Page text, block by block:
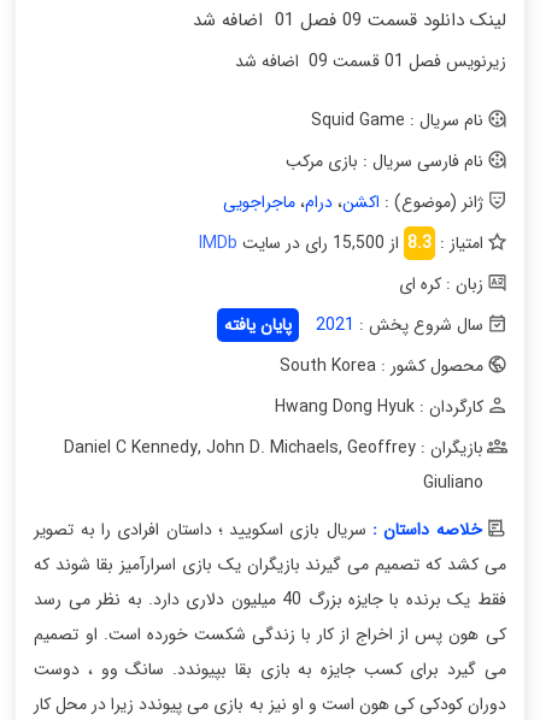
لینک دانلود قسمت 09 فصل 01 اضافه شد
زیرنویس فصل 01 قسمت 09 اضافه شد
نام سریال : Squid Game
نام فارسی سریال : بازی مرکب
ژانر (موضوع) : اکشن،درام،ماجراجویی
امتیاز : 8.3 از 15,500 رای در سایت
IMDb
زبان : کره ای
سال شروع پخش : 2021
پایان یافته
محصول کشور : South Korea
کارگردان : Hwang Dong Hyuk
بازیگران : Daniel C Kennedy
, John D. Michaels, Geoffrey
Giuliano
خلاصه داستان : سریال بازی اسکویید ؛ داستان افرادی را به تصویر
می کشد که تصمیم می گیرند بازیگران یک بازی اسرارآمیز بقا شوند که
فقط یک برنده با جایزه بزرگ 40 میلیون دلاری دارد. به نظر می رسد
کی هون پس از اخراج از کار با زندگی شکست خورده است. او تصمیم
می گیرد برای کسب جایزه به بازی بقا بپیوندد. سانگ وو ، دوست
دوران کودکی کی هون است و او نیز به بازی می پیوندد زیرا در محل کار